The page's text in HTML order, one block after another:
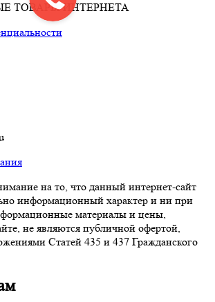
ТОВАРЫ ИНТЕРНЕТА
на то, что данный интернет-сайт
информационный характер и ни при
материалы и цены,
не являются публичной офертой,
Статей 435 и 437 Гражданского